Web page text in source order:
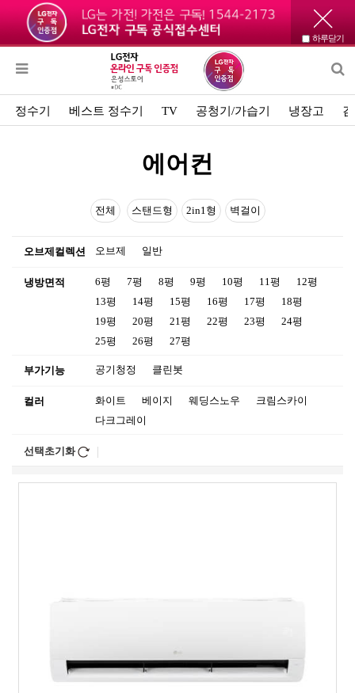
하루닫기
정수기 베스트 정수기 TV 공청기/가습기 냉장고
에어컨
전체 스탠드형 2in1형 벽걸이
오브제컬렉션 오브제 일반
냉방면적 6평 7평 8평 9평 10평 11평
12평
13평
14평 15평 16평 17평
18평
19평
20평 21평 22평 23평
24평
25평
26평 27평
부가기능 공기청정 클린봇
컬러 화이트 베이지 웨딩스노우
크림스카이
다크그레이
선택초기화